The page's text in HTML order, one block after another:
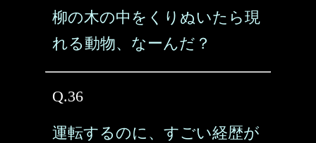
柳の木の中をくりぬいたら現
れる動物、なーんだ？
Q.36
運転するのに、すごい経歴が